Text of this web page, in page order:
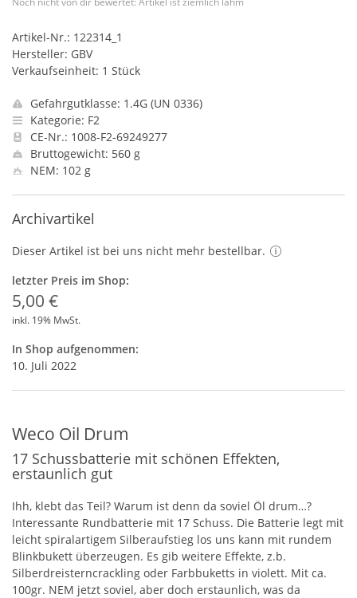
Artikel-Nr.: 122314_1
Hersteller: GBV
Verkaufseinheit: 1 Stück
Gefahrgutklasse: 1.4G (UN 0336)
Kategorie: F2
CE-Nr.: 1008-F2-69249277
Bruttogewicht: 560 g
NEM: 102 g
Archivartikel
Dieser Artikel ist bei uns nicht mehr bestellbar.
letzter Preis im Shop:
5,00 €
inkl. 19% MwSt.
In Shop aufgenommen:
10. Juli 2022
Weco Oil Drum
17 Schussbatterie mit schönen Effekten,
erstaunlich gut
Ihh, klebt das Teil? Warum ist denn da soviel Öl drum…?
Interessante Rundbatterie mit 17 Schuss. Die Batterie legt mit
leicht spiralartigem Silberaufstieg los uns kann mit rundem
Blinkbukett überzeugen. Es gib weitere Effekte, z.b.
Silberdreisterncrackling oder Farbbuketts in violett. Mit ca.
100gr. NEM jetzt soviel, aber doch erstaunlich, was da